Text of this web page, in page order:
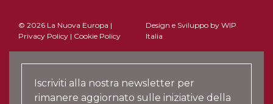
© 2026 La Nuova Europa |
Privacy Policy | Cookie Policy
Design e Sviluppo by WIP
Italia
Iscriviti alla nostra newsletter per
rimanere aggiornato sulle iniziative della